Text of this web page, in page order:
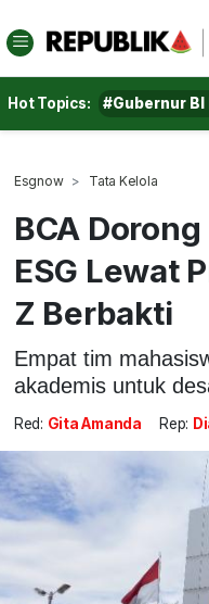
Hot Topics: #Gubernur
Esgnow Tata Kelola
BCA
ESG Lewat
Z Berbakti
Empat tim
akademis untuk
Red: Gita Amanda Rep: